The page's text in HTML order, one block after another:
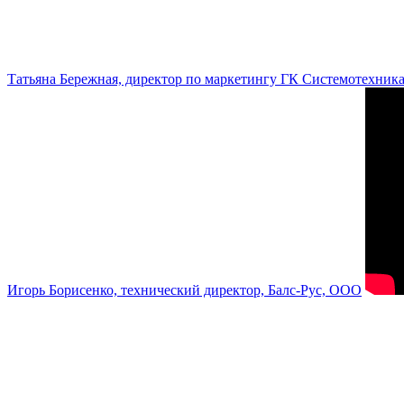
Татьяна Бережная, директор по маркетингу ГК Системотехника
Игорь Борисенко, технический директор, Балс-Рус, ООО